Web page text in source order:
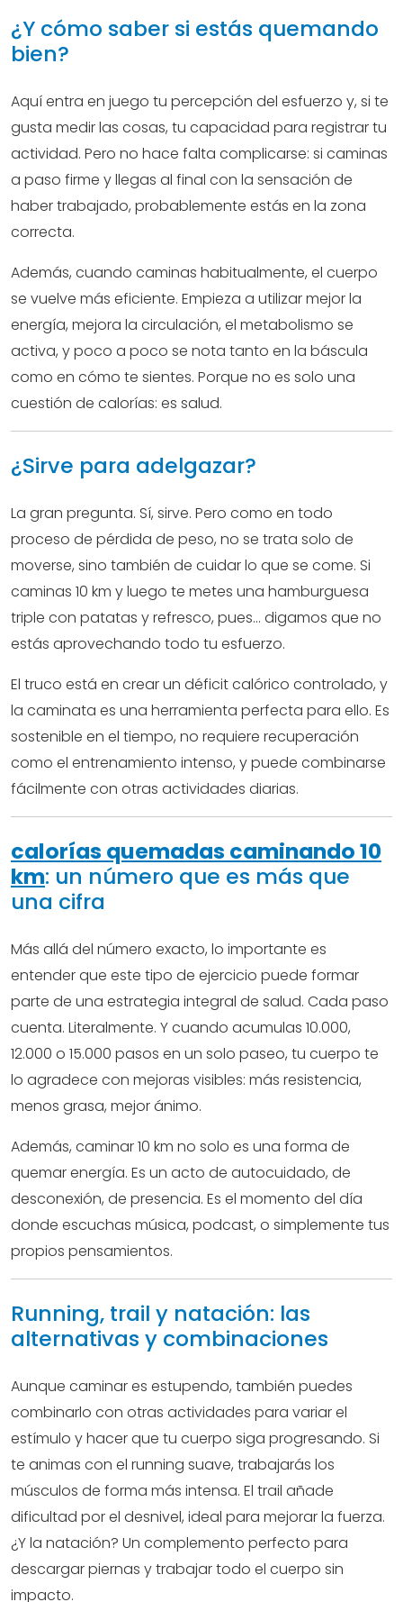
¿Y cómo saber si estás quemando
bien?
Aquí entra en juego tu percepción del esfuerzo y, si te
gusta medir las cosas, tu capacidad para registrar tu
actividad. Pero no hace falta complicarse: si caminas
a paso firme y llegas al final con la sensación de
haber trabajado, probablemente estás en la zona
correcta.
Además, cuando caminas habitualmente, el cuerpo
se vuelve más eficiente. Empieza a utilizar mejor la
energía, mejora la circulación, el metabolismo se
activa, y poco a poco se nota tanto en la báscula
como en cómo te sientes. Porque no es solo una
cuestión de calorías: es salud.
¿Sirve para adelgazar?
La gran pregunta. Sí, sirve. Pero como en todo
proceso de pérdida de peso, no se trata solo de
moverse, sino también de cuidar lo que se come. Si
caminas 10 km y luego te metes una hamburguesa
triple con patatas y refresco, pues… digamos que no
estás aprovechando todo tu esfuerzo.
El truco está en crear un déficit calórico controlado, y
la caminata es una herramienta perfecta para ello. Es
sostenible en el tiempo, no requiere recuperación
como el entrenamiento intenso, y puede combinarse
fácilmente con otras actividades diarias.
calorías quemadas caminando 10
km: un número que es más que
una cifra
Más allá del número exacto, lo importante es
entender que este tipo de ejercicio puede formar
parte de una estrategia integral de salud. Cada paso
cuenta. Literalmente. Y cuando acumulas 10.000,
12.000 o 15.000 pasos en un solo paseo, tu cuerpo te
lo agradece con mejoras visibles: más resistencia,
menos grasa, mejor ánimo.
Además, caminar 10 km no solo es una forma de
quemar energía. Es un acto de autocuidado, de
desconexión, de presencia. Es el momento del día
donde escuchas música, podcast, o simplemente tus
propios pensamientos.
Running, trail y natación: las
alternativas y combinaciones
Aunque caminar es estupendo, también puedes
combinarlo con otras actividades para variar el
estímulo y hacer que tu cuerpo siga progresando. Si
te animas con el running suave, trabajarás los
músculos de forma más intensa. El trail añade
dificultad por el desnivel, ideal para mejorar la fuerza.
¿Y la natación? Un complemento perfecto para
descargar piernas y trabajar todo el cuerpo sin
impacto.